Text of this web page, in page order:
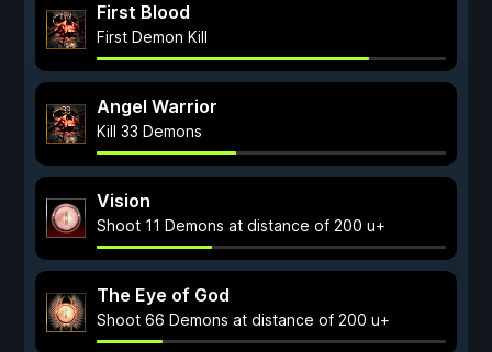
First Blood
First Demon Kill
Angel Warrior
Kill 33 Demons
Vision
Shoot 11 Demons at distance of 200 u+
The Eye of God
Shoot 66 Demons at distance of 200 u+